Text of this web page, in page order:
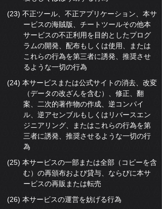
(23) 不正ツール、不正アプリケーション、本サ
ービスの海賊版、チートツールその他本
サービスの不正利用を目的としたプログ
ラムの開発、配布もしくは使用、または
これらの行為を第三者に誘発、推奨させ
るような一切の行為
(24) 本サービスまたは公式サイトの消去、改変
（データの改ざんを含む）、修正、翻
案、二次的著作物の作成、逆コンパイ
ル、逆アセンブルもしくはリバースエン
ジニアリング、またはこれらの行為を第
三者に誘発、推奨させるような一切の行
為
(25) 本サービスの一部または全部（コピーを含
む）の再頒布および貸与、ならびに本サ
ービスの再販または転売
(26) 本サービスの運営を妨げる行為